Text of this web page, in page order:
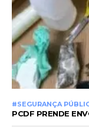
#SEGURANÇA
PCDF PRENDE